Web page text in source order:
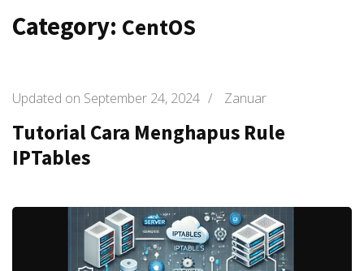
Category: CentOS
Updated on September 24, 2024 / Zanuar
Tutorial Cara Menghapus Rule
IPTables